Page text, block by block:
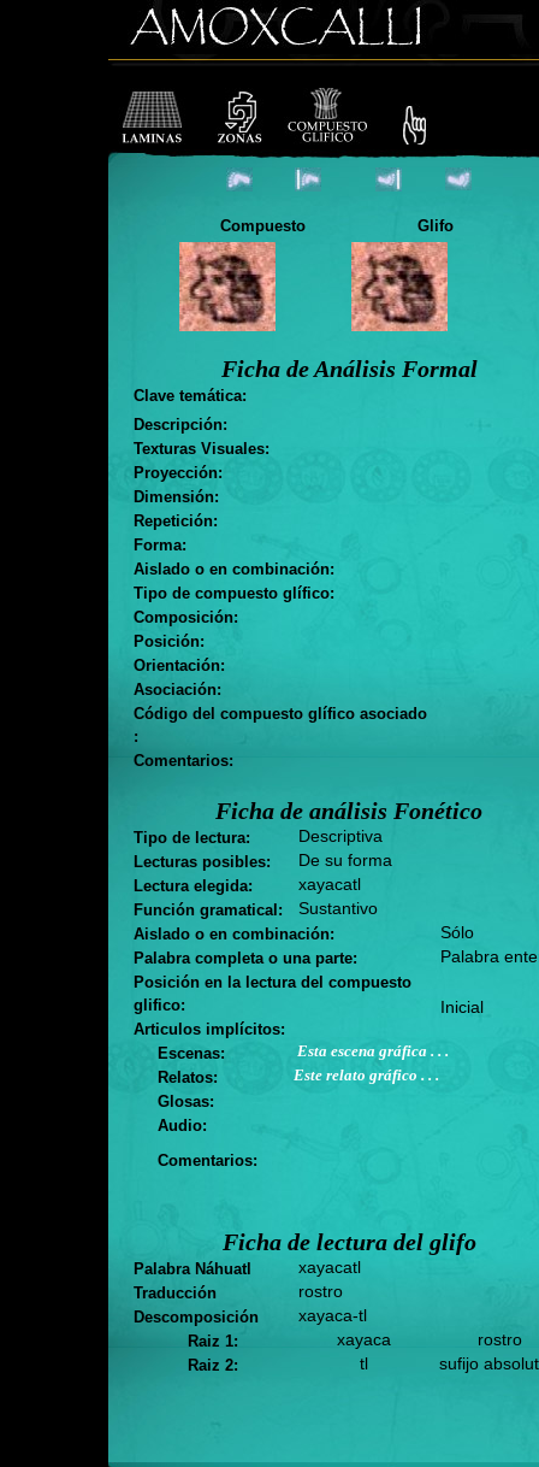
Compuesto Glifo
Ficha de Análisis Formal
Clave temática:
Descripción:
Texturas Visuales:
Proyección:
Dimensión:
Repetición:
Forma:
Aislado o en combinación:
Tipo de compuesto glífico:
Composición:
Posición:
Orientación:
Asociación:
Código del compuesto glífico asociado
:
Comentarios:
Ficha de análisis Fonético
Tipo de lectura: Descriptiva
Lecturas posibles: De su forma
Lectura elegida: xayacatl
Función gramatical: Sustantivo
Aislado o en combinación: Sólo
Palabra completa o una parte: Palabra
Posición en la lectura del compuesto
glifico:
Inicial
Articulos implícitos:
Escenas:
Esta escena gráfica . . .
Relatos:
Este relato gráfico . . .
Glosas:
Audio:
Comentarios:
Ficha de lectura del glifo
Palabra Náhuatl xayacatl
Traducción rostro
Descomposición xayaca-tl
Raiz 1: xayaca rostro
Raiz 2: tl sufijo